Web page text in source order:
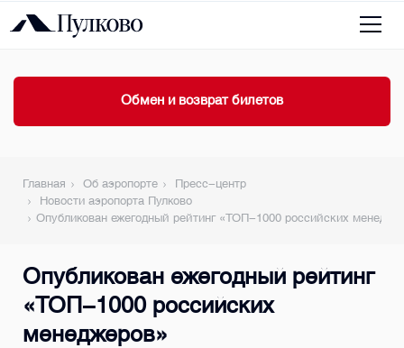
Обмен и возврат билетов
Главная Об аэропорте
Пресс-центр
Новости аэропорта Пулково
Опубликован ежегодный рейтинг «ТОП-1000 российских
Опубликован ежегодный рейтинг
«ТОП-1000 российских
менеджеров»